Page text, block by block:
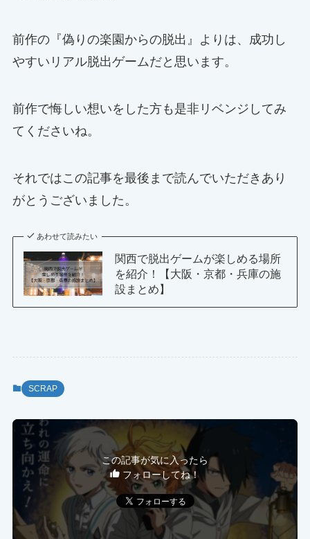
前作の『偽りの楽園からの脱出』よりは、成功し
やすいリアル脱出ゲームだと思います。
前作で悔しい想いをした方も是非リベンジしてみ
てくださいね。
それではこの記事を最後まで読んでいただきあり
がとうございました。
あわせて読みたい
関西で脱出ゲームが楽しめる場所
を紹介！【大阪・京都・兵庫の施
設まとめ】
SCRAP
この記事が気に入ったら
フォローしてね！